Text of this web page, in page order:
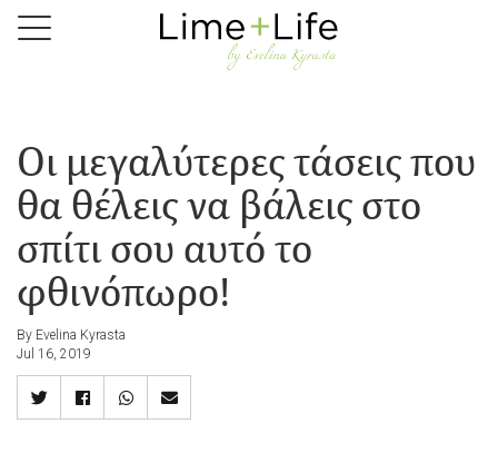
Skip
to
Οι μεγαλύτερες τάσεις που
θα θέλεις να βάλεις στο
σπίτι σου αυτό το
φθινόπωρο!
By Evelina Kyrasta
Jul 16, 2019